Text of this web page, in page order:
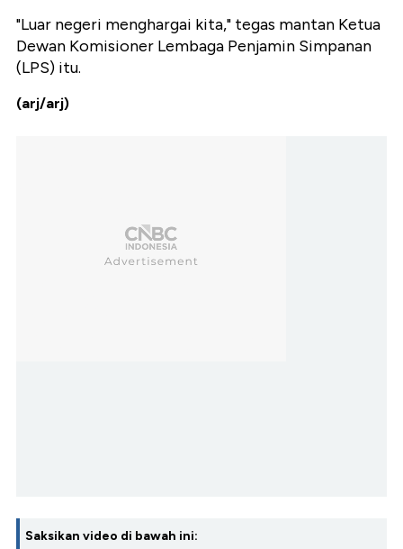
"Luar negeri menghargai kita," tegas mantan Ketua
Dewan Komisioner Lembaga Penjamin Simpanan
(LPS) itu.
(arj/arj)
Saksikan video di bawah ini: